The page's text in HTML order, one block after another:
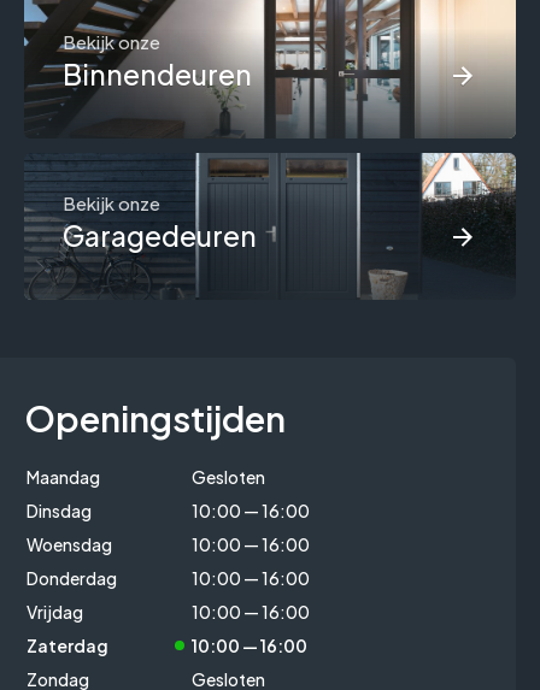
Bekijk onze
Binnendeuren
Bekijk onze
Garagedeuren
Openingstijden
Maandag
Gesloten
Dinsdag
10:00 — 16:00
Woensdag
10:00 — 16:00
Donderdag
10:00 — 16:00
Vrijdag
10:00 — 16:00
Zaterdag
10:00 — 16:00
Zondag
Gesloten